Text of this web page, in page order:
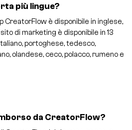
più lingue?
CreatorFlow è disponibile in inglese,
di marketing è disponibile in 13
portoghese, tedesco,
olandese, ceco, polacco, rumeno e
da CreatorFlow?